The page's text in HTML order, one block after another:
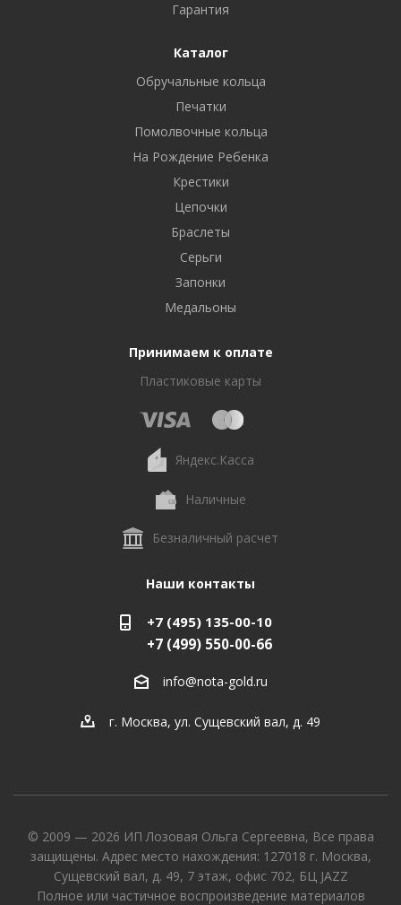
Гарантия
Каталог
Обручальные кольца
Печатки
Помолвочные кольца
На Рождение Ребенка
Крестики
Цепочки
Браслеты
Серьги
Запонки
Медальоны
Принимаем к оплате
Пластиковые карты
Яндекс.Касса
Наличные
Безналичный расчет
Наши контакты
+7 (495) 135-00-10
+7 (499) 550-00-66
info@nota-gold.ru
г. Москва, ул. Сущевский вал, д. 49
© 2009 — 2026 ИП Лозовая Ольга Сергеевна, Все права
защищены. Адрес место нахождения: 127018 г. Москва,
Сущевский вал, д. 49, 7 этаж, офис 702, БЦ JAZZ
Полное или частичное воспроизведение материалов